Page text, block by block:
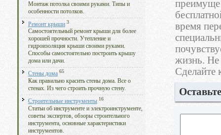
Монтаж потолка своими руками. Типы и
особенности потолков.
Ремонт крыши 3
Самостоятельный ремонт крыши для более
хорошей прочности. Утепление и
гидроизоляция крыши своими руками.
Способы самостоятельно построить крышу
дома или дачи.
Стены дома 65
Как правильно красить стены дома. Все о
стенах. Из чего строить прочную стену.
Строительные инструменты 16
Статьи об инструменте и электроинструменте,
советы экспертов, обзоры строительного
инструмента, основные характеристики
инструментов.
время
жизнь. Не
Сделайте